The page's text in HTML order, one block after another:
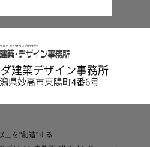
建築デザイン事務所
県妙高市東陽町4番6号
上を"創造"する